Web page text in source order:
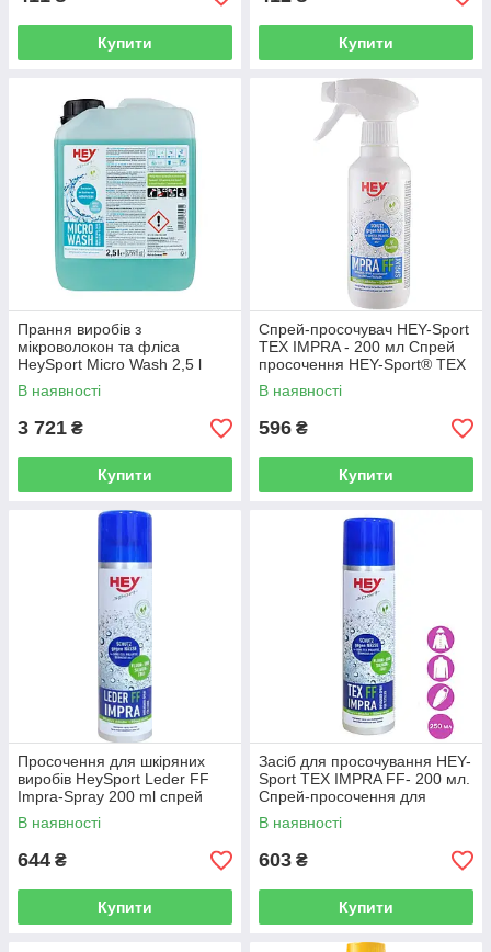
Купити Купити
Прання виробів з
мікроволокон та фліса
HeySport Micro Wash 2,5 l
(20742600)
В наявності
3 721 ₴
Купити
Спрей-просочувач HEY-Sport
TEX IMPRA - 200 мл Спрей
просочення HEY-Sport® TEX
IMPRA
В наявності
596 ₴
Купити
Просочення для шкіряних
виробів HeySport Leder FF
Impra-Spray 200 ml спрей
В наявності
644 ₴
Купити
Засіб для просочування HEY-
Sport TEX IMPRA FF- 200 мл.
Спрей-просочення для
функціональних тканин
В наявності
603 ₴
Купити